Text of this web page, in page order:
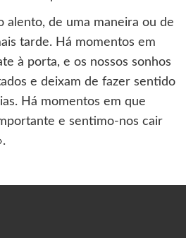
alento, de uma maneira ou de
tarde. Há momentos em
à porta, e os nossos sonhos
e deixam de fazer sentido
Há momentos em que
e sentimo-nos cair